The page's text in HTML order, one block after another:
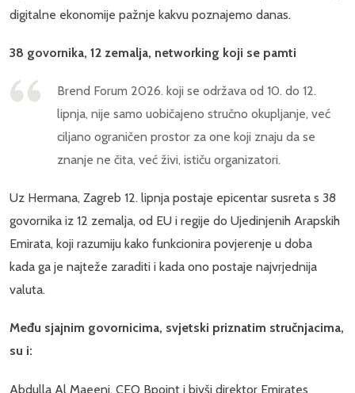
digitalne ekonomije pažnje kakvu poznajemo danas.
38 govornika, 12 zemalja, networking koji se pamti
Brend Forum 2026. koji se održava od 10. do 12.
lipnja, nije samo uobičajeno stručno okupljanje, već
ciljano ograničen prostor za one koji znaju da se
znanje ne čita, već živi, ističu organizatori.
Uz Hermana, Zagreb 12. lipnja postaje epicentar susreta s 38
govornika iz 12 zemalja, od EU i regije do Ujedinjenih Arapskih
Emirata, koji razumiju kako funkcionira povjerenje u doba
kada ga je najteže zaraditi i kada ono postaje najvrjednija
valuta.
Među sjajnim govornicima, svjetski priznatim stručnjacima,
su i:
Abdulla Al Maeeni, CEO Bpoint i bivši direktor Emirates